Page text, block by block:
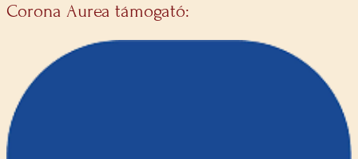
Corona Aurea támogató: